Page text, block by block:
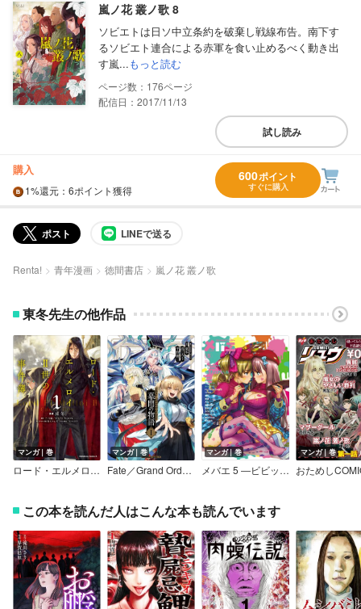
嵐ノ花 叢ノ歌 8
ソビエトは日ソ中立条約を破棄し戦線布告。南下す
るソビエト連合による赤軍を食い止めるべく動き出
す嵐...もっと読む
176
配信日：2017/11/13
試し読み
購入
1%還元 ：6ポイント獲得
600ポイント
すぐに購入
ポスト LINEで送る
Renta! 青年漫画 徳間書店 嵐ノ花 叢ノ歌
東冬先生の他作品
マンガ｜巻
ロード・エルメロイII世の事件簿
マンガ｜巻
Fate／Grand Order 幕間の物語
マンガ｜巻
メバエ 5 ―ビビッド百合アンソロジー
マンガ｜巻
この本を読んだ人はこんな本も読んでいます